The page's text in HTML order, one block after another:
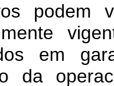
em
da